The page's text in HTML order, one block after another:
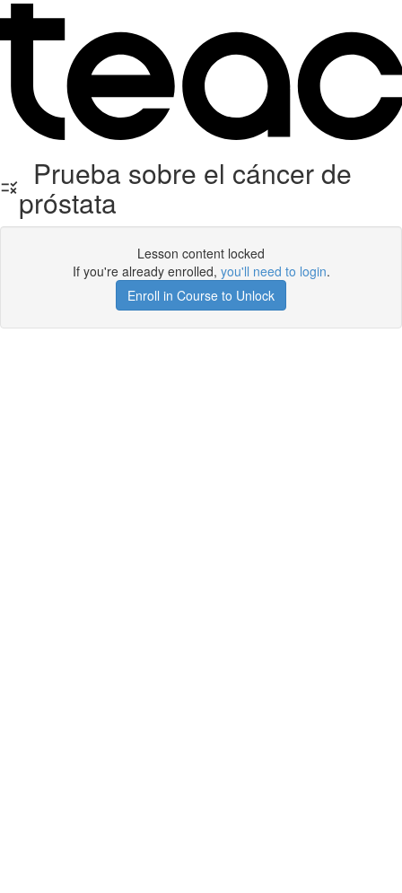
Prueba sobre el cáncer de
próstata
Lesson content locked
If you're already enrolled, you'll need to login.
Enroll in Course to Unlock